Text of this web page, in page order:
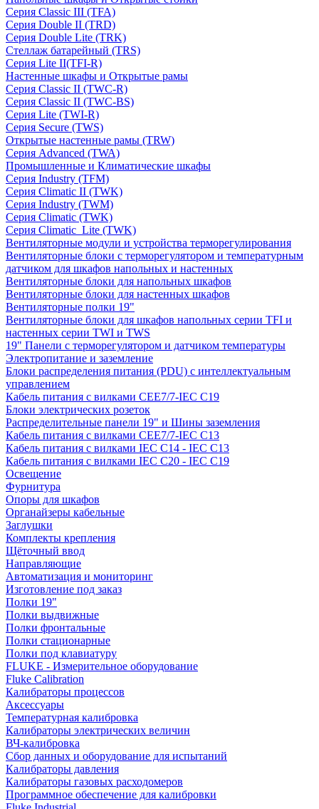
Серия Classic III (TFA)
Серия Double II (TRD)
Серия Double Lite (TRK)
Стеллаж батарейный (TRS)
Серия Lite II(TFI-R)
Настенные шкафы и Открытые рамы
Серия Classic II (TWC-R)
Серия Classic II (TWC-BS)
Серия Lite (TWI-R)
Серия Secure (TWS)
Открытые настенные рамы (TRW)
Серия Advanced (TWA)
Промышленные и Климатические шкафы
Серия Industry (TFM)
Серия Climatic II (TWK)
Серия Industry (TWM)
Серия Climatic (TWK)
Серия Climatic_Lite (TWK)
Вентиляторные модули и устройства терморегулирования
Вентиляторные блоки с терморегулятором и температурным
датчиком для шкафов напольных и настенных
Вентиляторные блоки для напольных шкафов
Вентиляторные блоки для настенных шкафов
Вентиляторные полки 19"
Вентиляторные блоки для шкафов напольных серии TFI и
настенных серии TWI и TWS
19" Панели с терморегулятором и датчиком температуры
Электропитание и заземление
Блоки распределения питания (PDU) с интеллектуальным
управлением
Кабель питания с вилками CEE7/7-IEC C19
Блоки электрических розеток
Распределительные панели 19" и Шины заземления
Кабель питания с вилками CEE7/7-IEC C13
Кабель питания с вилками IEC C14 - IEC C13
Кабель питания с вилками IEC C20 - IEC C19
Освещение
Фурнитура
Опоры для шкафов
Органайзеры кабельные
Заглушки
Комплекты крепления
Щёточный ввод
Направляющие
Автоматизация и мониторинг
Изготовление под заказ
Полки 19"
Полки выдвижные
Полки фронтальные
Полки стационарные
Полки под клавиатуру
FLUKE - Измерительное оборудование
Fluke Calibration
Калибраторы процессов
Аксессуары
Температурная калибровка
Калибраторы электрических величин
ВЧ-калибровка
Сбор данных и оборудование для испытаний
Калибраторы давления
Калибраторы газовых расходомеров
Программное обеспечение для калибровки